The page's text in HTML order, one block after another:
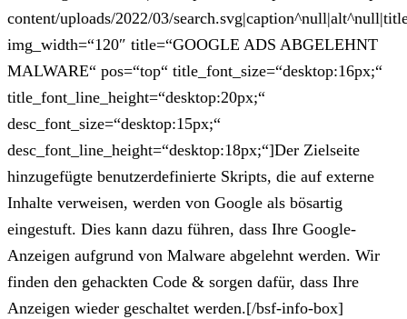
content/uploads/2022/03/
img_width=“120″ title=“GOOGLE ADS ABGELEHNT
MALWARE“ pos=“top“ title_font_size=“desktop:16px;“
title_font_line_height=“desktop:20px;“
desc_font_size=“desktop:15px;“
desc_font_line_height=“desktop:18px;“]Der Zielseite
hinzugefügte benutzerdefinierte Skripts, die auf externe
Inhalte verweisen, werden von Google als bösartig
eingestuft. Dies kann dazu führen, dass Ihre Google-
Anzeigen aufgrund von Malware abgelehnt werden. Wir
finden den gehackten Code & sorgen dafür, dass Ihre
Anzeigen wieder geschaltet werden.[/bsf-info-box]